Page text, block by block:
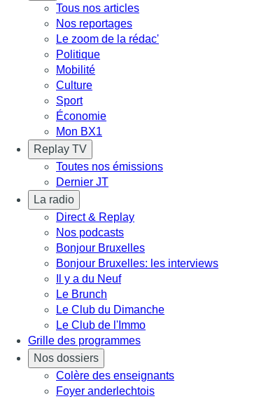
Tous nos articles
Nos reportages
Le zoom de la rédac'
Politique
Mobilité
Culture
Sport
Économie
Mon BX1
Replay TV
Toutes nos émissions
Dernier JT
La radio
Direct & Replay
Nos podcasts
Bonjour Bruxelles
Bonjour Bruxelles: les interviews
Il y a du Neuf
Le Brunch
Le Club du Dimanche
Le Club de l'Immo
Grille des programmes
Nos dossiers
Colère des enseignants
Foyer anderlechtois